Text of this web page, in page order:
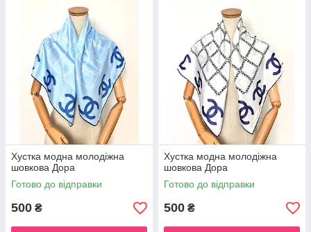
Хустка модна молодіжна
шовкова Дора
Готово до відправки
500 ₴
Хустка модна молодіжна
шовкова Дора
Готово до відправки
500 ₴